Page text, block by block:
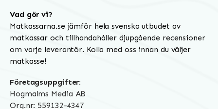
Vad gör vi?
Matkassarna.se jämför hela svenska utbudet av
matkassar och tillhandahåller djupgående recensioner
om varje leverantör. Kolla med oss innan du väljer
matkasse!
Företagsuppgifter:
Hogmalms Media AB
Org.nr: 559132-4347